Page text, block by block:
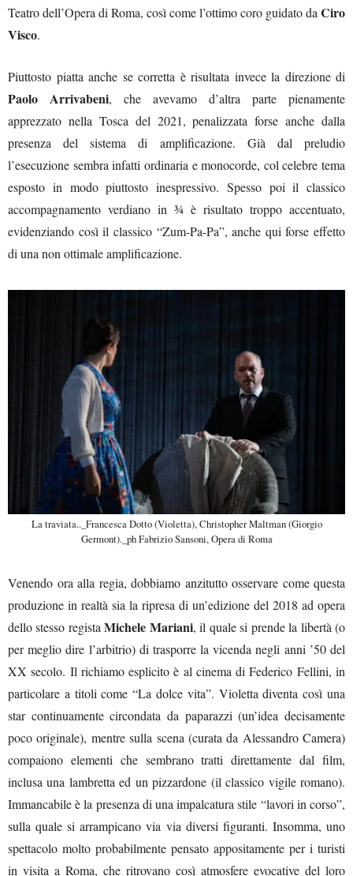
Teatro dell’Opera di Roma, così come l’ottimo coro guidato da Ciro
Visco.
Piuttosto piatta anche se corretta è risultata invece la direzione di
Paolo Arrivabeni, che avevamo d’altra parte pienamente
apprezzato nella Tosca del 2021, penalizzata forse anche dalla
presenza del sistema di amplificazione. Già dal preludio
l’esecuzione sembra infatti ordinaria e monocorde, col celebre tema
esposto in modo piuttosto inespressivo. Spesso poi il classico
accompagnamento verdiano in ¾ è risultato troppo accentuato,
evidenziando così il classico “Zum-Pa-Pa”, anche qui forse effetto
di una non ottimale amplificazione.
La traviata.._Francesca Dotto (Violetta), Christopher Maltman (Giorgio
Germont)._ph Fabrizio Sansoni, Opera di Roma
Venendo ora alla regia, dobbiamo anzitutto osservare come questa
produzione in realtà sia la ripresa di un’edizione del 2018 ad opera
dello stesso registaMichele Mariani, il quale si prende la libertà (o
per meglio dire l’arbitrio) di trasporre la vicenda negli anni ’50 del
XX secolo. Il richiamo esplicito è al cinema di Federico Fellini, in
particolare a titoli come “La dolce vita”. Violetta diventa così una
star continuamente circondata da paparazzi (un’idea decisamente
poco originale), mentre sulla scena (curata da Alessandro Camera)
compaiono elementi che sembrano tratti direttamente dal film,
inclusa una lambretta ed un pizzardone (il classico vigile romano).
Immancabile è la presenza di una impalcatura stile “lavori in corso”,
sulla quale si arrampicano via via diversi figuranti. Insomma, uno
spettacolo molto probabilmente pensato appositamente per i turisti
in visita a Roma, che ritrovano così atmosfere evocative del loro